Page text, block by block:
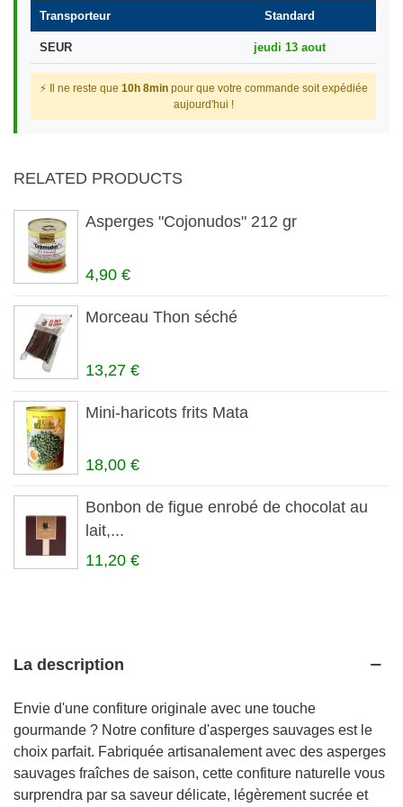
Transporteur Standard
SEUR jeudi 13 aout
⚡ Il ne reste que 10h 8minpour que votre commande soit expédiée
aujourd'hui !
RELATED PRODUCTS
Asperges "Cojonudos" 212 gr
4,90 €
Morceau Thon séché
13,27 €
Mini-haricots frits Mata
18,00 €
Bonbon de figue enrobé de chocolat au
lait,...
11,20 €
La description
Envie d'une confiture originale avec une touche
gourmande ? Notre confiture d'asperges sauvages est le
choix parfait. Fabriquée artisanalement avec des asperges
sauvages fraîches de saison, cette confiture naturelle vous
surprendra par sa saveur délicate, légèrement sucrée et